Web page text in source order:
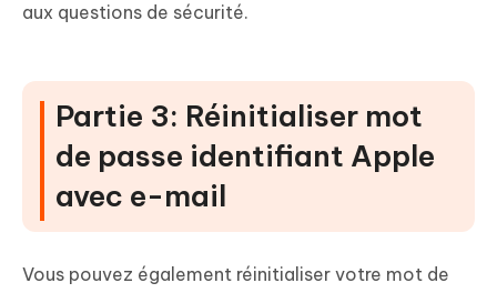
aux questions de sécurité.
Partie 3: Réinitialiser mot
de passe identifiant Apple
avec e-mail
Vous pouvez également réinitialiser votre mot de